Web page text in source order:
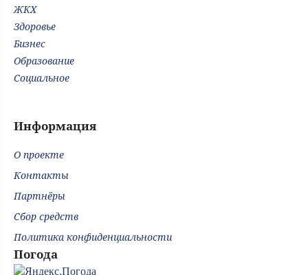
ЖКХ
Здоровье
Бизнес
Образование
Социальное
Информация
О проекте
Контакты
Партнёры
Сбор средств
Политика конфиденциальности
Погода